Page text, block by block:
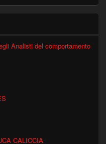
Analisti del comportamento
CALICCIA